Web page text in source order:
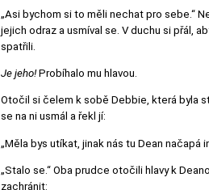
„Asi bychom si to měli nechat pro sebe.“
jejich odraz a usmíval se. V duchu si přál,
spatřili.
Je jeho!Probíhalo mu hlavou.
Otočil si čelem k sobě Debbie, která byla
se na ni usmál a řekl jí:
„Měla bys utíkat, jinak nás tu Dean načapá
„Stalo se.“ Oba prudce otočili hlavy k
zachránit: